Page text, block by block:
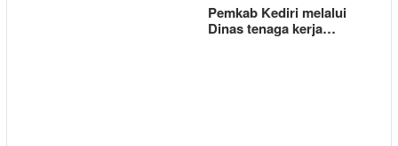
Pemkab Kediri melalui
Dinas tenaga kerja…